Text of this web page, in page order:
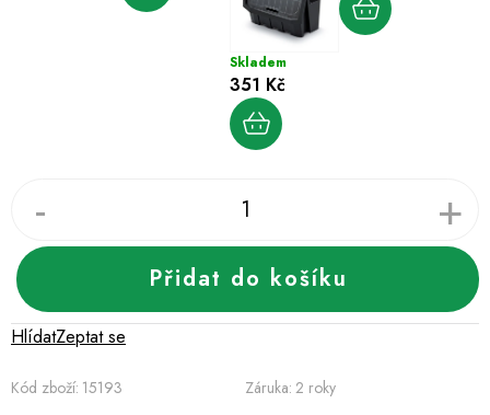
Skladem
351 Kč
Přidat do košíku
Kód zboží: 15193 Záruka: 2 roky
Zeptat se
Hlídat